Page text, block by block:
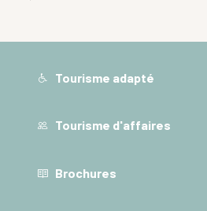
Tourisme adapté
Tourisme d'affaires
Brochures